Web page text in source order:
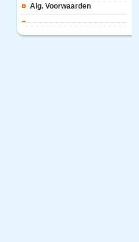
Alg. Voorwaarden